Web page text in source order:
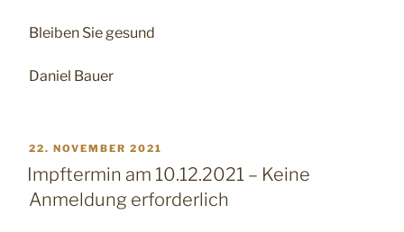
Bleiben Sie gesund
Daniel Bauer
VERÖFFENTLICHT
AM
22. NOVEMBER 2021
Impftermin am 10.12.2021 – Keine
Anmeldung erforderlich